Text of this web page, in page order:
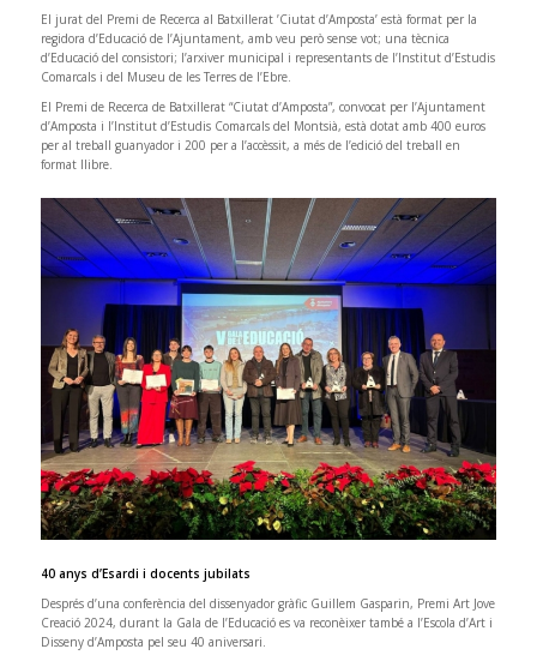
El jurat del Premi de Recerca al Batxillerat ’Ciutat d’Amposta’ està format per la
regidora d’Educació de l’Ajuntament, amb veu però sense vot; una tècnica
d’Educació del consistori; l’arxiver municipal i representants de l’Institut d’Estudis
Comarcals i del Museu de les Terres de l’Ebre.
El Premi de Recerca de Batxillerat “Ciutat d’Amposta”, convocat per l’Ajuntament
d’Amposta i l’Institut d’Estudis Comarcals del Montsià, està dotat amb 400 euros
per al treball guanyador i 200 per a l’accèssit, a més de l’edició del treball en
format llibre.
40 anys d’Esardi i docents jubilats
Després d’una conferència del dissenyador gràfic Guillem Gasparin, Premi Art Jove
Creació 2024, durant la Gala de l’Educació es va reconèixer també a l’Escola d’Art i
Disseny d’Amposta pel seu 40 aniversari.